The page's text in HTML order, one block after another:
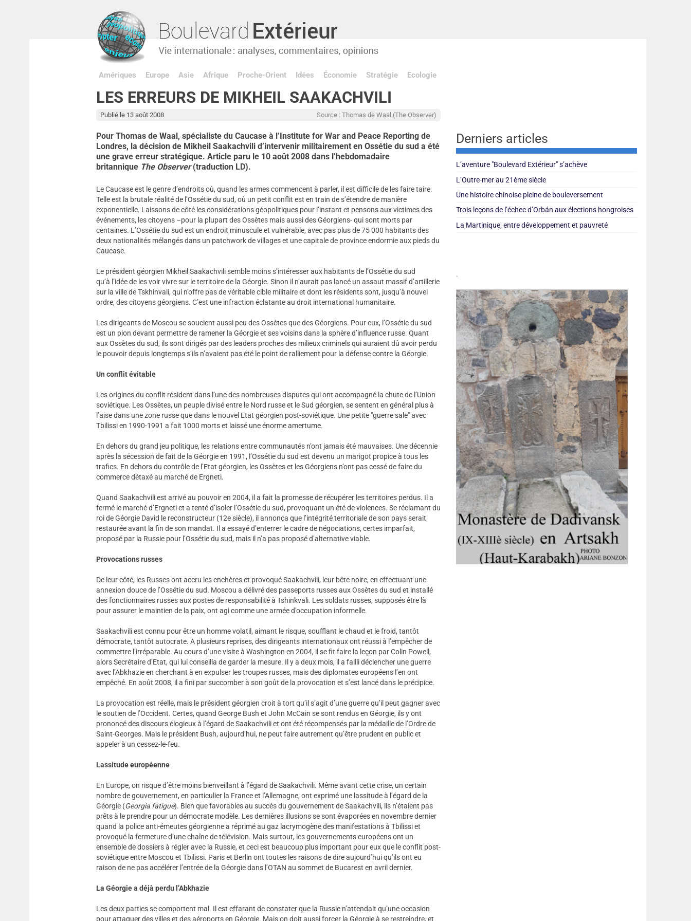
Amériques Europe Asie Afrique Proche-Orient Idées Économie Stratégie Ecologie
LES ERREURS DE MIKHEIL SAAKACHVILI
Source : Thomas de Waal (The Observer)
Publié le 13 août 2008
Pour Thomas de Waal, spécialiste du Caucase à l’Institute for War and Peace Reporting de
Londres, la décision de Mikheil Saakachvili d’intervenir militairement en Ossétie du sud a été
une grave erreur stratégique. Article paru le 10 août 2008 dans l’hebdomadaire
britannique The Observer(traduction LD).
Le Caucase est le genre d’endroits où, quand les armes commencent à parler, il est difficile de les faire taire.
Telle est la brutale réalité de l’Ossétie du sud, où un petit conflit est en train de s’étendre de manière
exponentielle. Laissons de côté les considérations géopolitiques pour l’instant et pensons aux victimes des
événements, les citoyens –pour la plupart des Ossètes mais aussi des Géorgiens- qui sont morts par
centaines. L’Ossétie du sud est un endroit minuscule et vulnérable, avec pas plus de 75 000 habitants des
deux nationalités mélangés dans un patchwork de villages et une capitale de province endormie aux pieds du
Caucase.
Le président géorgien Mikheil Saakachvili semble moins s’intéresser aux habitants de l’Ossétie du sud
qu’à l’idée de les voir vivre sur le territoire de la Géorgie. Sinon il n’aurait pas lancé un assaut massif d’artillerie
sur la ville de Tskhinvali, qui n’offre pas de véritable cible militaire et dont les résidents sont, jusqu’à nouvel
ordre, des citoyens géorgiens. C’est une infraction éclatante au droit international humanitaire.
Les dirigeants de Moscou se soucient aussi peu des Ossètes que des Géorgiens. Pour eux, l’Ossétie du sud
est un pion devant permettre de ramener la Géorgie et ses voisins dans la sphère d’influence russe. Quant
aux Ossètes du sud, ils sont dirigés par des leaders proches des milieux criminels qui auraient dû avoir perdu
le pouvoir depuis longtemps s’ils n’avaient pas été le point de ralliement pour la défense contre la Géorgie.
Un conflit évitable
Les origines du conflit résident dans l’une des nombreuses disputes qui ont accompagné la chute de l’Union
soviétique. Les Ossètes, un peuple divisé entre le Nord russe et le Sud géorgien, se sentent en général plus à
l’aise dans une zone russe que dans le nouvel Etat géorgien post-soviétique. Une petite "guerre sale" avec
Tbilissi en 1990-1991 a fait 1000 morts et laissé une énorme amertume.
En dehors du grand jeu politique, les relations entre communautés n’ont jamais été mauvaises. Une décennie
après la sécession de fait de la Géorgie en 1991, l’Ossétie du sud est devenu un marigot propice à tous les
trafics. En dehors du contrôle de l’Etat géorgien, les Ossètes et les Géorgiens n’ont pas cessé de faire du
commerce détaxé au marché de Ergneti.
Quand Saakachvili est arrivé au pouvoir en 2004, il a fait la promesse de récupérer les territoires perdus. Il a
fermé le marché d’Ergneti et a tenté d’isoler l’Ossétie du sud, provoquant un été de violences. Se réclamant du
roi de Géorgie David le reconstructeur (12e siècle), il annonça que l’intégrité territoriale de son pays serait
restaurée avant la fin de son mandat. Il a essayé d’enterrer le cadre de négociations, certes imparfait,
proposé par la Russie pour l’Ossétie du sud, mais il n’a pas proposé d’alternative viable.
Provocations russes
De leur côté, les Russes ont accru les enchères et provoqué Saakachvili, leur bête noire, en effectuant une
annexion douce de l’Ossétie du sud. Moscou a délivré des passeports russes aux Ossètes du sud et installé
des fonctionnaires russes aux postes de responsabilité à Tshinkvali. Les soldats russes, supposés être là
pour assurer le maintien de la paix, ont agi comme une armée d’occupation informelle.
Saakachvili est connu pour être un homme volatil, aimant le risque, soufflant le chaud et le froid, tantôt
démocrate, tantôt autocrate. A plusieurs reprises, des dirigeants internationaux ont réussi à l’empêcher de
commettre l’irréparable. Au cours d’une visite à Washington en 2004, il se fit faire la leçon par Colin Powell,
alors Secrétaire d’Etat, qui lui conseilla de garder la mesure. Il y a deux mois, il a failli déclencher une guerre
avec l’Abkhazie en cherchant à en expulser les troupes russes, mais des diplomates européens l’en ont
empêché. En août 2008, il a fini par succomber à son goût de la provocation et s’est lancé dans le précipice.
La provocation est réelle, mais le président géorgien croit à tort qu’il s’agit d’une guerre qu’il peut gagner avec
le soutien de l’Occident. Certes, quand George Bush et John McCain se sont rendus en Géorgie, ils y ont
prononcé des discours élogieux à l’égard de Saakachvili et ont été récompensés par la médaille de l’Ordre de
Saint-Georges. Mais le président Bush, aujourd’hui, ne peut faire autrement qu’être prudent en public et
appeler à un cessez-le-feu.
Lassitude européenne
En Europe, on risque d’être moins bienveillant à l’égard de Saakachvili. Même avant cette crise, un certain
nombre de gouvernement, en particulier la France et l’Allemagne, ont exprimé une lassitude à l’égard de la
Géorgie (Georgia fatigue). Bien que favorables au succès du gouvernement de Saakachvili, ils n’étaient pas
prêts à le prendre pour un démocrate modèle. Les dernières illusions se sont évaporées en novembre dernier
quand la police anti-émeutes géorgienne a réprimé au gaz lacrymogène des manifestations à Tbilissi et
provoqué la fermeture d’une chaîne de télévision. Mais surtout, les gouvernements européens ont un
ensemble de dossiers à régler avec la Russie, et ceci est beaucoup plus important pour eux que le conflit post-
soviétique entre Moscou et Tbilissi. Paris et Berlin ont toutes les raisons de dire aujourd’hui qu’ils ont eu
raison de ne pas accélérer l’entrée de la Géorgie dans l’OTAN au sommet de Bucarest en avril dernier.
La Géorgie a déjà perdu l’Abkhazie
Les deux parties se comportent mal. Il est effarant de constater que la Russie n’attendait qu’une occasion
pour attaquer des villes et des aéroports en Géorgie. Mais on doit aussi forcer la Géorgie à se restreindre, et
Derniers articles
L’aventure "Boulevard Extérieur" s’achève
L’Outre-mer au 21ème siècle
Une histoire chinoise pleine de bouleversement
Trois leçons de l’échec d’Orbán aux élections hongroises
La Martinique, entre développement et pauvreté
.